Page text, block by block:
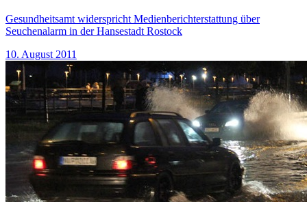
Gesundheitsamt widerspricht Medienberichterstattung über
Seuchenalarm in der Hansestadt Rostock
10. August 2011